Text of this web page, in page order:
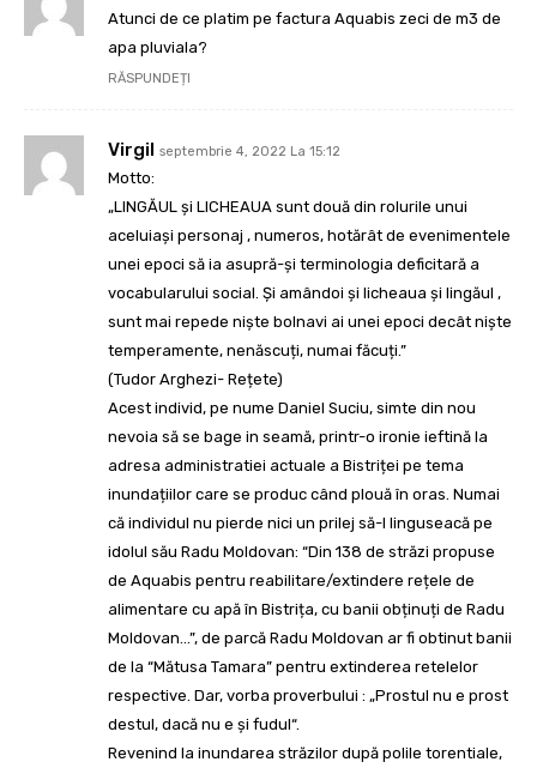
Atunci de ce platim pe factura Aquabis zeci de m3 de
apa pluviala?
RĂSPUNDEȚI
Virgil septembrie 4, 2022 La 15:12
Motto:
„LINGĂUL și LICHEAUA sunt două din rolurile unui
aceluiași personaj , numeros, hotărât de evenimentele
unei epoci să ia asupră-și terminologia deficitară a
vocabularului social. Și amândoi și licheaua și lingăul ,
sunt mai repede niște bolnavi ai unei epoci decât niște
temperamente, nenăscuți, numai făcuți.”
(Tudor Arghezi- Rețete)
Acest individ, pe nume Daniel Suciu, simte din nou
nevoia să se bage in seamă, printr-o ironie ieftină la
adresa administratiei actuale a Bistriței pe tema
inundațiilor care se produc când plouă în oras. Numai
că individul nu pierde nici un prilej să-l linguseacă pe
idolul său Radu Moldovan: “Din 138 de străzi propuse
de Aquabis pentru reabilitare/extindere rețele de
alimentare cu apă în Bistrița, cu banii obținuți de Radu
Moldovan…”, de parcă Radu Moldovan ar fi obtinut banii
de la “Mătusa Tamara” pentru extinderea retelelor
respective. Dar, vorba proverbului : „Prostul nu e prost
destul, dacă nu e şi fudul“.
Revenind la inundarea străzilor după polile torentiale,